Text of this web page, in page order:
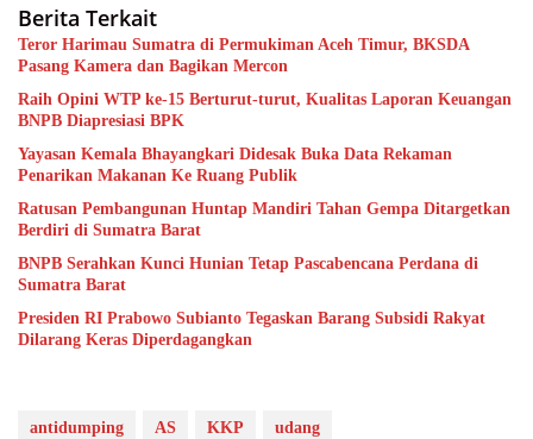
Berita Terkait
Teror Harimau Sumatra di Permukiman Aceh Timur, BKSDA
Pasang Kamera dan Bagikan Mercon
Raih Opini WTP ke-15 Berturut-turut, Kualitas Laporan Keuangan
BNPB Diapresiasi BPK
Yayasan Kemala Bhayangkari Didesak Buka Data Rekaman
Penarikan Makanan Ke Ruang Publik
Ratusan Pembangunan Huntap Mandiri Tahan Gempa Ditargetkan
Berdiri di Sumatra Barat
BNPB Serahkan Kunci Hunian Tetap Pascabencana Perdana di
Sumatra Barat
Presiden RI Prabowo Subianto Tegaskan Barang Subsidi Rakyat
Dilarang Keras Diperdagangkan
antidumping AS KKP udang